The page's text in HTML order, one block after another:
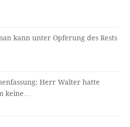
kann unter Opferung des Rests
Herr Walter hatte
keine…